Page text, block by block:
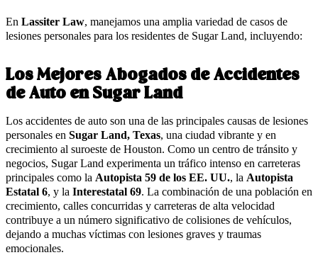
En Lassiter Law, manejamos una amplia variedad de casos de
lesiones personales para los residentes de Sugar Land, incluyendo:
Los Mejores Abogados de Accidentes
de Auto en Sugar Land
Los accidentes de auto son una de las principales causas de lesiones
personales en Sugar Land, Texas, una ciudad vibrante y en
crecimiento al suroeste de Houston. Como un centro de tránsito y
negocios, Sugar Land experimenta un tráfico intenso en carreteras
principales como la Autopista 59 de los EE. UU., la Autopista
Estatal 6, y la Interestatal 69. La combinación de una población en
crecimiento, calles concurridas y carreteras de alta velocidad
contribuye a un número significativo de colisiones de vehículos,
dejando a muchas víctimas con lesiones graves y traumas
emocionales.